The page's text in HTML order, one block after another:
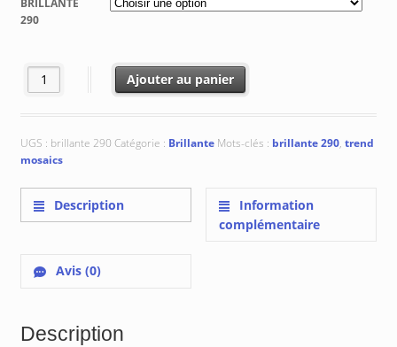
€ 344.60
BRILLANTE
290
quantité de Brillante 290Ajouter au panier
UGS : brillante 290 Catégorie : Brillante Mots-clés : brillante 290, trend
mosaics
Description
Information
complémentaire
Avis (0)
Description